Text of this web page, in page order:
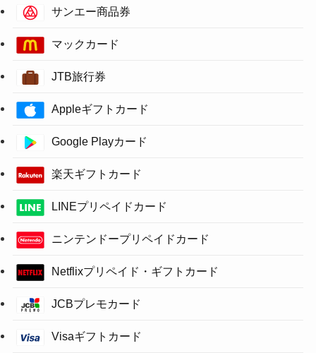
サンエー商品券
マックカード
JTB旅行券
Appleギフトカード
Google Playカード
楽天ギフトカード
LINEプリペイドカード
ニンテンドープリペイドカード
Netflixプリペイド・ギフトカード
JCBプレモカード
Visaギフトカード